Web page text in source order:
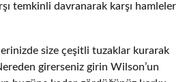
temkinli davranarak karşı hamleler
size çeşitli tuzaklar kurarak
girerseniz girin Wilson’un